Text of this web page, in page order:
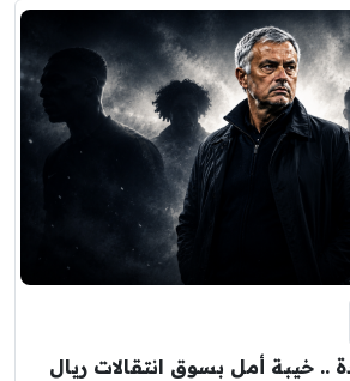
خيبة أمل بسوق انتقالات ريال